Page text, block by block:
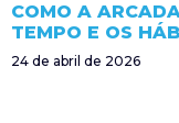
COMO A
TEMPO E OS
24 de abril de 2026